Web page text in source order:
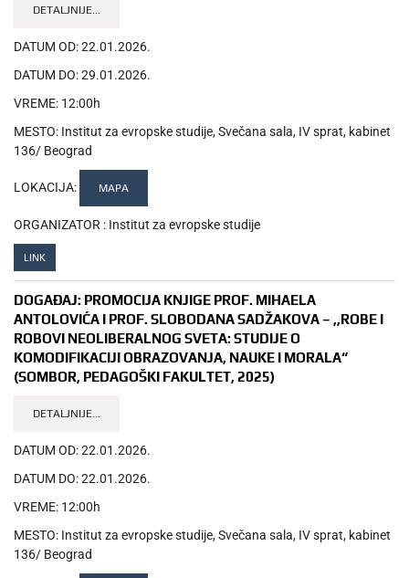
DETALJNIJE...
DATUM OD:22.01.2026.
DATUM DO:29.01.2026.
VREME: 12:00h
MESTO: Institut za evropske studije, Svečana sala, IV sprat, kabinet
136/ Beograd
LOKACIJA: MAPA
ORGANIZATOR : Institut za evropske studije
LINK
DOGAĐAJ: PROMOCIJA KNJIGE PROF. MIHAELA
ANTOLOVIĆA I PROF. SLOBODANA SADŽAKOVA – ,,ROBE I
ROBOVI NEOLIBERALNOG SVETA: STUDIJE O
KOMODIFIKACIJI OBRAZOVANJA, NAUKE I MORALA“
(SOMBOR, PEDAGOŠKI FAKULTET, 2025)
DETALJNIJE...
DATUM OD:22.01.2026.
DATUM DO:22.01.2026.
VREME: 12:00h
MESTO: Institut za evropske studije, Svečana sala, IV sprat, kabinet
136/ Beograd